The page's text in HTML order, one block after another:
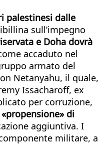
palestinesi dalle
sull’impegno
e Doha dovrà
accaduto nel
armato del
Netanyahu, il quale,
Issacharoff, ex
per corruzione,
di
aggiuntiva. I
militare, a